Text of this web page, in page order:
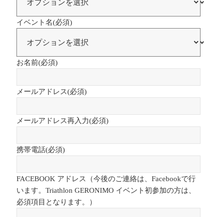
イベント名(必須)
お名前(必須)
メールアドレス(必須)
メールアドレス再入力(必須)
携帯電話(必須)
FACEBOOK アドレス（今後のご連絡は、Facebookで行
います。Triathlon GERONIMO イベント初参加の方は、
必須項目となります。）